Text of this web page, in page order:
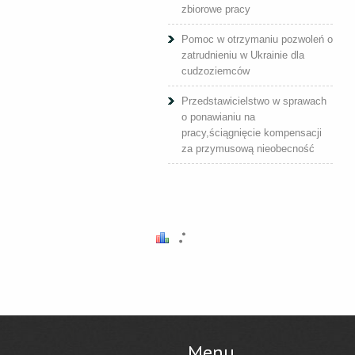
zbiorowe pracy
Pomoc w otrzymaniu pozwoleń o
zatrudnieniu w Ukrainie dla
cudzoziemców
Przedstawicielstwo w sprawach
o ponawianiu na
pracy,ściągnięcie kompensacji
za przymusową nieobecność